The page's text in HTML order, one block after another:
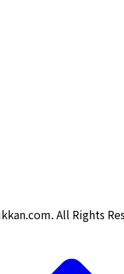
All Rights